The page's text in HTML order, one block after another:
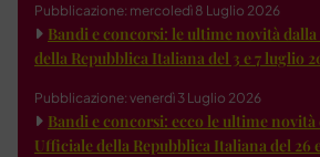
Pubblicazione: mercoledì 8 Luglio 2026
Bandi e concorsi: le ultime novità
della Repubblica Italiana del 3 e 7 luglio
Pubblicazione: venerdì 3 Luglio 2026
Bandi e concorsi: ecco le ultime novità
Ufficiale della Repubblica Italiana del 26